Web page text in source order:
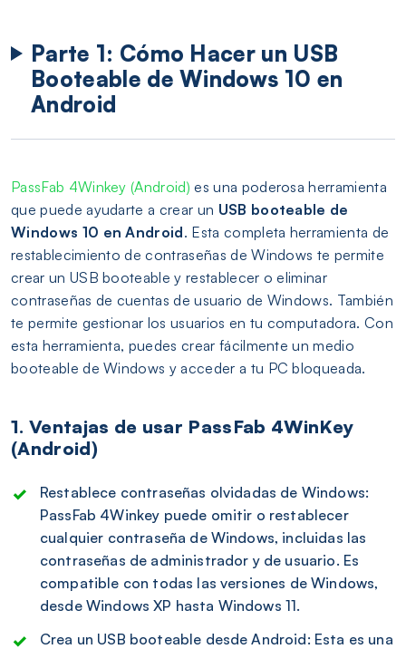
Parte 1: Cómo Hacer un USB
Booteable de Windows 10 en
Android
PassFab 4Winkey (Android) es una poderosa herramienta
que puede ayudarte a crear un USB booteable de
Windows 10 en Android. Esta completa herramienta de
restablecimiento de contraseñas de Windows te permite
crear un USB booteable y restablecer o eliminar
contraseñas de cuentas de usuario de Windows. También
te permite gestionar los usuarios en tu computadora. Con
esta herramienta, puedes crear fácilmente un medio
booteable de Windows y acceder a tu PC bloqueada.
1. Ventajas de usar PassFab 4WinKey
(Android)
Restablece contraseñas olvidadas de Windows:
PassFab 4Winkey puede omitir o restablecer
cualquier contraseña de Windows, incluidas las
contraseñas de administrador y de usuario. Es
compatible con todas las versiones de Windows,
desde Windows XP hasta Windows 11.
Crea un USB booteable desde Android: Esta es una